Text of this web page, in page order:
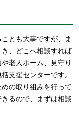
とも大事ですが、ま
、どこへ相談すれば
老人ホーム、見守り
支援センターです。
の取り組みを行って
るので、まずは相談